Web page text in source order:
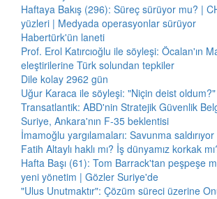
Haftaya Bakış (296): Süreç sürüyor mu? |
yüzleri | Medyada operasyonlar sürüyor
Habertürk'ün laneti
Prof. Erol Katırcıoğlu ile söyleşi: Öcalan'ın
eleştirilerine Türk solundan tepkiler
Dile kolay 2962 gün
Uğur Karaca ile söyleşi: "Niçin deist oldum?"
Transatlantik: ABD'nin Stratejik Güvenlik
Suriye, Ankara'nın F-35 beklentisi
İmamoğlu yargılamaları: Savunma saldırıyor
Fatih Altaylı haklı mı? İş dünyamız korkak
Hafta Başı (61): Tom Barrack'tan peşpeşe
yeni yönetim | Gözler Suriye'de
"Ulus Unutmaktır": Çözüm süreci üzerine